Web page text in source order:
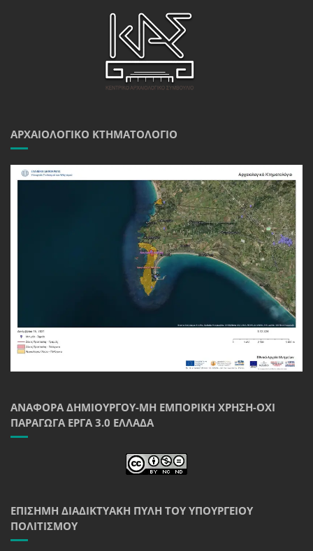
ΑΡΧΑΙΟΛΟΓΙΚΌ ΚΤΗΜΑΤΟΛΌΓΙΟ
ΑΝΑΦΟΡΆ ΔΗΜΙΟΥΡΓΟΎ-ΜΗ ΕΜΠΟΡΙΚΉ ΧΡΉΣΗ-ΌΧΙ
ΠΑΡΆΓΩΓΑ ΈΡΓΑ 3.0 ΕΛΛΆΔΑ
ΕΠΊΣΗΜΗ ΔΙΑΔΙΚΤΥΑΚΉ ΠΎΛΗ ΤΟΥ ΥΠΟΥΡΓΕΊΟΥ
ΠΟΛΙΤΙΣΜΟΎ